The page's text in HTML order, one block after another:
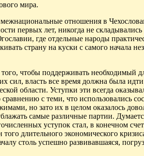
мира.
отношения в
первых лет, никогда не складывались
где отдельные народы
страну на куски с самого начала
чтобы поддерживать необходимый
сил, власть все время должна была
области. Уступки эти всегда
с теми, что использовались
но зато их в целом оказалось
самые различные партии.
уступок стал, в конечном
длительного экономического
столь успешно развивавшаяся,